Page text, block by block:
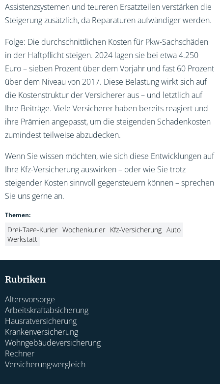
Assistenzsystemen und teureren Ersatzteilen verstärken die
Steigerung zusätzlich, da Reparaturen aufwändiger werden.
Folge: Die durchschnittlichen Kosten für Pkw-Sachschäden
in der Haftpflicht steigen. 2024 lagen sie bei etwa 4.250
Euro – sieben Prozent über dem Vorjahr und fast 60 Prozent
über dem Niveau von 2017. Diese Belastung wirkt sich auf
die Kostenstruktur der Versicherer aus – und letztlich auf
Ihre Beiträge. Viele Versicherer haben bereits reagiert und
ihre Prämien angepasst, um die steigenden Schadenkosten
zumindest teilweise abzudecken.
Wenn Sie wissen möchten, wie sich diese Entwicklungen auf
Ihre Kfz-Versicherung auswirken – oder wie Sie trotz
steigender Kosten sinnvoll gegensteuern können – sprechen
Sie uns gerne an.
Themen:
Drei-Tage-Kurier Wochenkurier Kfz-Versicherung Auto
Werkstatt
Rubriken
Altersvorsorge
Arbeitskraftabsicherung
Hausratversicherung
Krankenversicherung
Wohngebäudeversicherung
Rechner
Versicherungsvergleich